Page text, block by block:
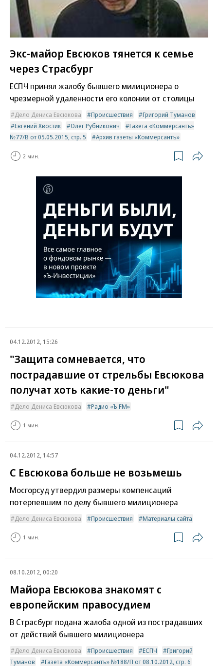
Экс-майор Евсюков тянется к семье
через Страсбург
ЕСПЧ принял жалобу бывшего милиционера о
чрезмерной удаленности его колонии от столицы
Дело Дениса Евсюкова Происшествия
Григорий Туманов
Евгений Хвостик
Олег Рубникович
Газета «Коммерсантъ»
№77/В от 05.05.2015, стр. 5
Архив газеты «Коммерсантъ»
2 мин.
04.12.2012, 15:26
"Защита сомневается, что
пострадавшие от стрельбы Евсюкова
получат хоть какие-то деньги"
Дело Дениса Евсюкова Радио «Ъ FM»
1 мин.
04.12.2012, 14:57
С Евсюкова больше не возьмешь
Мосгорсуд утвердил размеры компенсаций
потерпевшим по делу бывшего милиционера
Дело Дениса Евсюкова Происшествия Материалы сайта
1 мин.
08.10.2012, 00:20
Майора Евсюкова знакомят с
европейским правосудием
В Страсбург подана жалоба одной из пострадавших
от действий бывшего милиционера
Дело Дениса Евсюкова Происшествия ЕСПЧ
Григорий
Туманов
Газета «Коммерсантъ» №188/П от 08.10.2012, стр. 6